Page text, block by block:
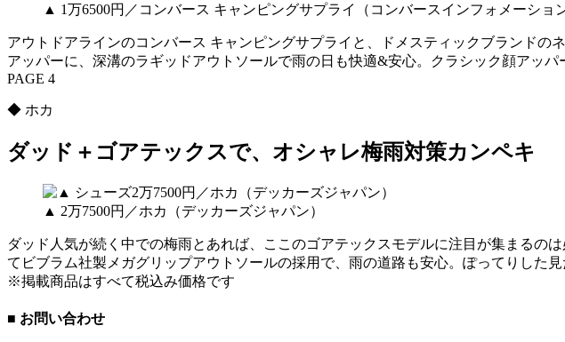
▲ 1万6500円／コンバース キャンピングサプライ（コンバースインフォメーショ
アウトドアラインのコンバース キャンピングサプライと、ドメスティックブランドの
アッパーに、深溝のラギッドアウトソールで雨の日も快適&安心。クラシック顔アッ
PAGE 4
◆ ホカ
ダッド＋ゴアテックスで、オシャレ梅雨対策カンペキ
▲ 2万7500円／ホカ（デッカーズジャパン）
ダッド人気が続く中での梅雨とあれば、ここのゴアテックスモデルに注目が集まるの
てビブラム社製メガグリップアウトソールの採用で、雨の道路も安心。ぽってりした
※掲載商品はすべて税込み価格です
■ お問い合わせ